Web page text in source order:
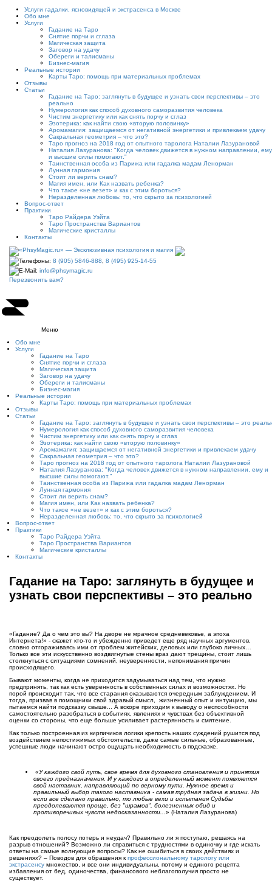
Услуги гадалки, ясновидящей и экстрасенса в Москве
Обо мне
Услуги
Гадание на Таро
Снятие порчи и сглаза
Магическая защита
Заговор на удачу
Обереги и талисманы
Бизнес-магия
Реальные истории
Карты Таро: помощь при материальных проблемах
Отзывы
Статьи
Гадание на Таро: заглянуть в будущее и узнать свои перспективы – это
реально
Нумерология как способ духовного саморазвития человека
Чистим энергетику или как снять порчу и сглаз
Эзотерика: как найти свою «вторую половинку»
Аромамагия: защищаемся от негативной энергетики и привлекаем удачу
Сакральная геометрия – что это?
Таро прогноз на 2018 год от опытного таролога Наталии Лазурановой
Наталия Лазуранова: "Когда человек движется в нужном направлении, ему
и высшие силы помогают."
Таинственная особа из Парижа или гадалка мадам Ленорман
Лунная гармония
Стоит ли верить снам?
Магия имен, или Как назвать ребенка?
Что такое «не везет» и как с этим бороться?
Неразделенная любовь: то, что скрыто за психологией
Вопрос-ответ
Практики
Таро Райдера Уэйта
Таро Пространства Вариантов
Магические кристаллы
Контакты
Телефоны: 8 (905) 5846-888
8 (495) 925-14-55
E-Mail: info@phsymagic.ru
Перезвонить вам?
Меню
Обо мне
Услуги
Гадание на Таро
Снятие порчи и сглаза
Магическая защита
Заговор на удачу
Обереги и талисманы
Бизнес-магия
Реальные истории
Карты Таро: помощь при материальных проблемах
Отзывы
Статьи
Гадание на Таро: заглянуть в будущее и узнать свои перспективы – это
Нумерология как способ духовного саморазвития человека
Чистим энергетику или как снять порчу и сглаз
Эзотерика: как найти свою «вторую половинку»
Аромамагия: защищаемся от негативной энергетики и привлекаем удачу
Сакральная геометрия – что это?
Таро прогноз на 2018 год от опытного таролога Наталии Лазурановой
Наталия Лазуранова: "Когда человек движется в нужном направлении, ему и
высшие силы помогают."
Таинственная особа из Парижа или гадалка мадам Ленорман
Лунная гармония
Стоит ли верить снам?
Магия имен, или Как назвать ребенка?
Что такое «не везет» и как с этим бороться?
Неразделенная любовь: то, что скрыто за психологией
Вопрос-ответ
Практики
Таро Райдера Уэйта
Таро Пространства Вариантов
Магические кристаллы
Контакты
Гадание на Таро: заглянуть в будущее и
узнать свои перспективы – это реально
«Гадание? Да о чем это вы? На дворе не мрачное средневековье, а эпоха
Интернета!» - скажет кто-то и убежденно приведет еще ряд научных аргументов,
словно отгораживаясь ими от проблем житейских, деловых или глубоко личных…
Только все эти искусственно воздвигнутые стены враз дают трещины, стоит лишь
столкнуться с ситуациями сомнений, неуверенности, непонимания причин
происходящего.
Бывают моменты, когда не приходится задумываться над тем, что нужно
предпринять, так как есть уверенность в собственных силах и возможностях. Но
порой происходит так, что все старания оказываются очередным заблуждением. И
тогда, призвав в помощники свой здравый смысл, жизненный опыт и интуицию, мы
пытаемся найти подсказку свыше... А вскоре приходим к выводу о неспособности
самостоятельно разобраться в событиях, явлениях и чувствах без объективной
оценки со стороны, что еще больше усиливает растерянность и смятение.
Как только построенная из кирпичиков логики крепость наших суждений рушится под
воздействием непостижимых обстоятельств, даже самые сильные, образованные,
успешные люди начинают остро ощущать необходимость в подсказке.
«У каждого свой путь, свое время для духовного становления и принятия
своего предназначения. И у каждого в определенный момент появляется
свой наставник, направляющий по верному пути. Нужное время и
правильный выбор такого наставника - самая трудная задача в жизни. Но
если все сделано правильно, то любые вехи и испытания Судьбы
преодолеваются проще, без "шрамов", болезненных обид и
противоречивых чувств недосказанности... » (Наталия Лазуранова)
Как преодолеть полосу потерь и неудач? Правильно ли я поступаю, решаясь на
разрыв отношений? Возможно ли справиться с трудностями в одиночку и где искать
ответы на самые волнующие вопросы? Как не ошибиться в своих действиях и
решениях? – Поводов для обращения к профессиональному тарологу или
экстрасенсу множество, и все они индивидуальны, потому и единого рецепта
избавления от бед, одиночества, финансового неблагополучия просто не
существует.